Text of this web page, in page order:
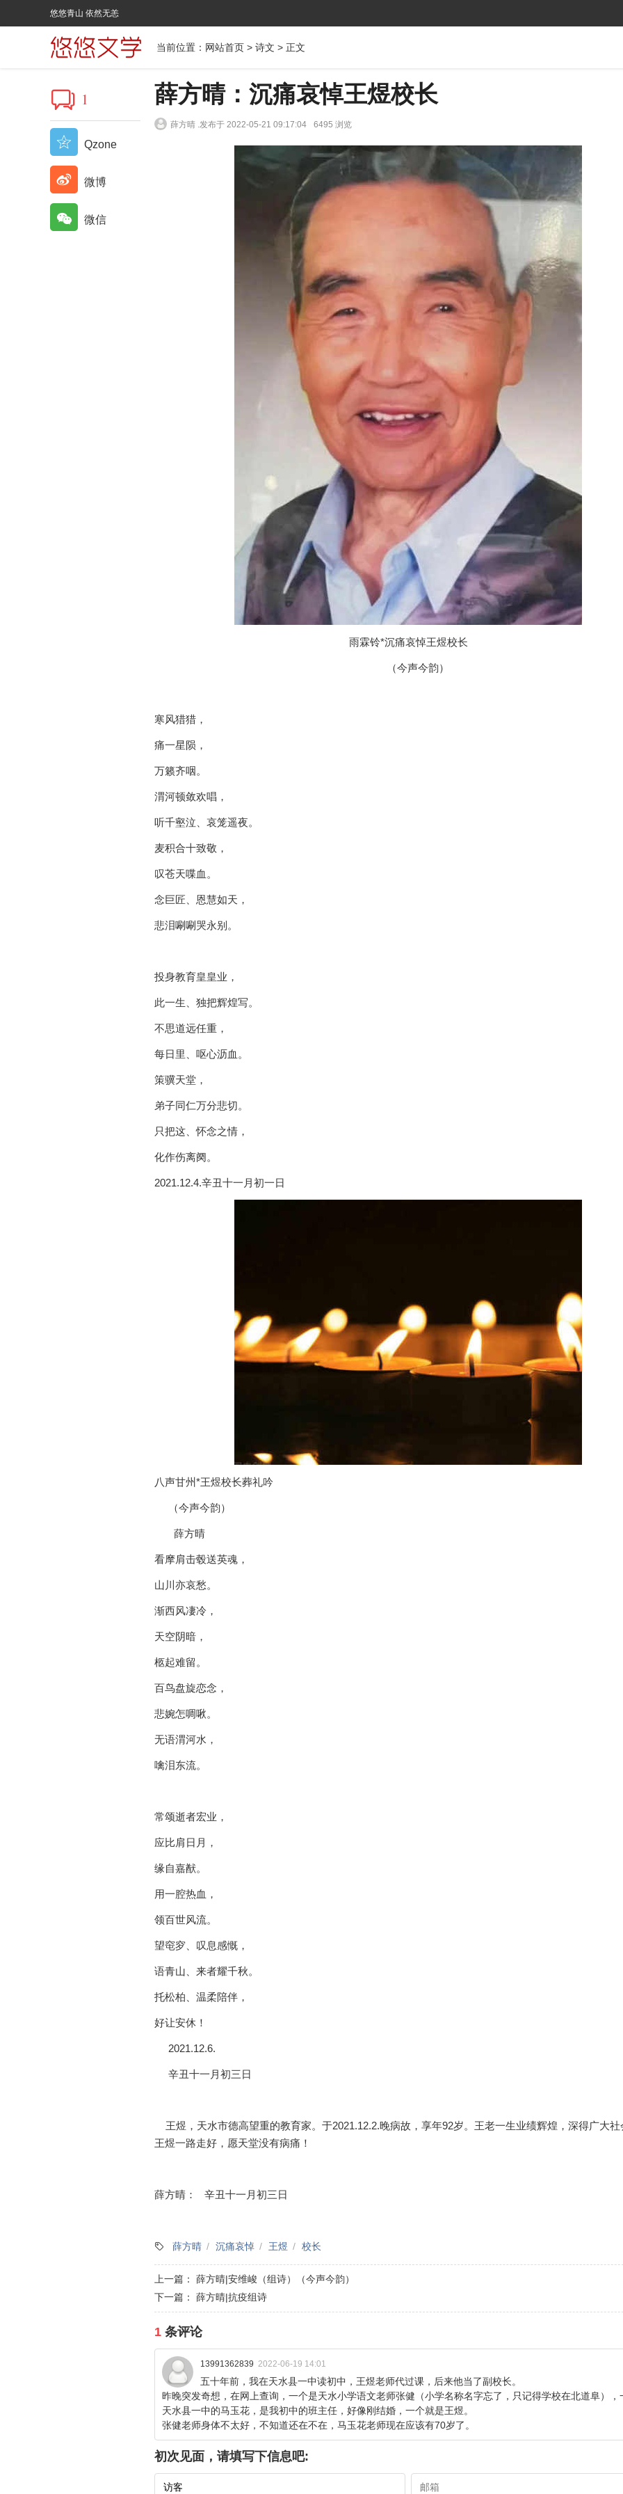
悠悠青山 依然无恙
当前位置： 网站首页 >诗文 > 正文
薛方晴：沉痛哀悼王煜校长
薛方晴 .发布于 2022-05-21 09:17:04 6495 浏览
雨霖铃*沉痛哀悼王煜校长
（今声今韵）
寒风猎猎，
痛一星陨，
万籁齐咽。
渭河顿敛欢唱，
听千壑泣、哀笼遥夜。
麦积合十致敬，
叹苍天喋血。
念巨匠、恩慧如天，
悲泪唰唰哭永别。
投身教育皇皇业，
此一生、独把辉煌写。
不思道远任重，
每日里、呕心沥血。
策骥天堂，
弟子同仁万分悲切。
只把这、怀念之情，
化作伤离阕。
2021.12.4.辛丑十一月初一日
八声甘州*王煜校长葬礼吟
（今声今韵）
薛方晴
看摩肩击毂送英魂，
山川亦哀愁。
渐西风凄冷，
天空阴暗，
柩起难留。
百鸟盘旋恋念，
悲婉怎啁啾。
无语渭河水，
噙泪东流。
常颂逝者宏业，
应比肩日月，
缘自嘉猷。
用一腔热血，
领百世风流。
望窀穸、叹息感慨，
语青山、来者耀千秋。
托松柏、温柔陪伴，
好让安休！
2021.12.6.
辛丑十一月初三日
王煜，天水市德高望重的教育家。于2021.12.2.晚病故，享年92岁。王老一生业绩辉煌，深得广大社
王煜一路走好，愿天堂没有病痛！
薛方晴： 辛丑十一月初三日
薛方晴 沉痛哀悼 王煜 校长
上一篇： 薛方晴|安维峻（组诗）（今声今韵）
下一篇： 薛方晴|抗疫组诗
1 条评论
13991362839 2022-06-19 14:01
五十年前，我在天水县一中读初中，王煜老师代过课，后来他当了副校长。
昨晚突发奇想，在网上查询，一个是天水小学语文老师张健（小学名称名字忘了，只记得学校在北道阜），
天水县一中的马玉花，是我初中的班主任，好像刚结婚，一个就是王煜。
张健老师身体不太好，不知道还在不在，马玉花老师现在应该有70岁了。
初次见面，请填写下信息吧:
1
Qzone
微博
微信